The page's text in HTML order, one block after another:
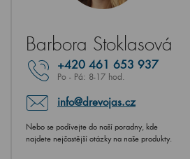
Barbora Stoklasová
+420 461 653 937
Po - Pá: 8-17 hod.
info@drevojas.cz
Nebo se podívejte do naší poradny, kde
najdete nejčastější otázky na naše produkty.